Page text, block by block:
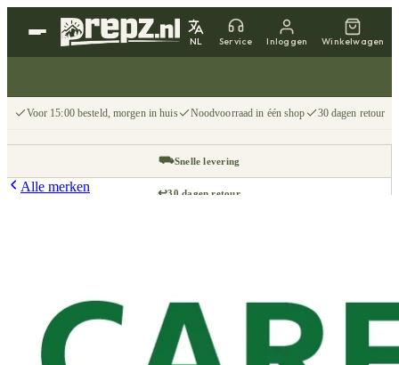
NL Service Inloggen Winkelwagen
Voor 15:00 besteld, morgen in huis Noodvoorraad in één shop 30 dagen retour
⛟Snelle levering
↩30 dagen retour
Alle merken